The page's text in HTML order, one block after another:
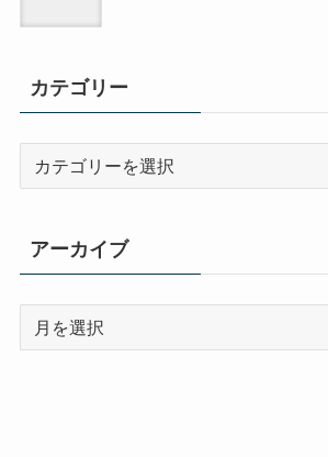
カテゴリー
リ
ー
アーカイブ